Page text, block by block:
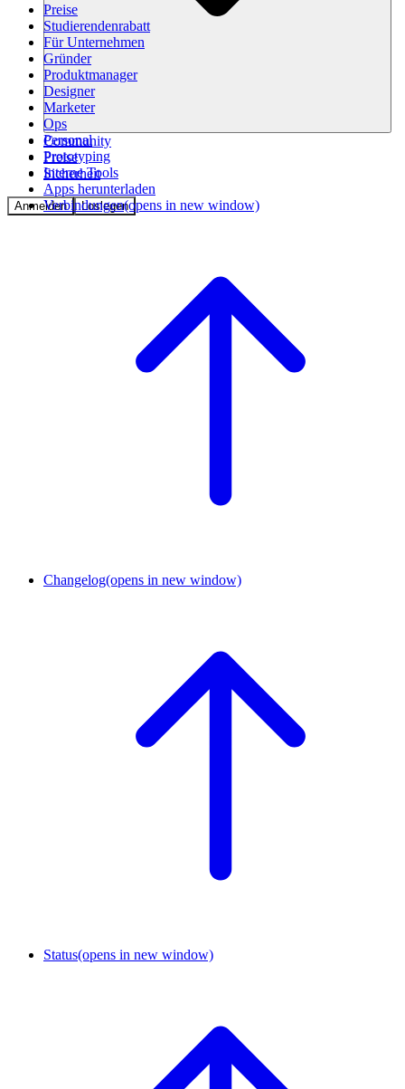
Community
Preise
Sicherheit
Anmelden Loslegen
Preise
Studierendenrabatt
Für Unternehmen
Gründer
Produktmanager
Designer
Marketer
Ops
Personal
Prototyping
Interne Tools
Apps herunterladen
Verbindungen(opens in new window)
Changelog(opens in new window)
Status(opens in new window)